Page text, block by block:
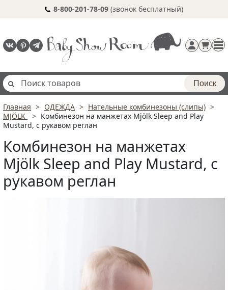
8-800-201-78-09 (звонок бесплатный)
Регистрация
Поиск
Главная ОДЕЖДА
Нательные комбинезоны (слипы)
MJÖLK
Комбинезон на манжетах Mjölk Sleep and Play
Mustard, с рукавом реглан
Комбинезон на манжетах
Mjölk Sleep and Play Mustard, с
рукавом реглан